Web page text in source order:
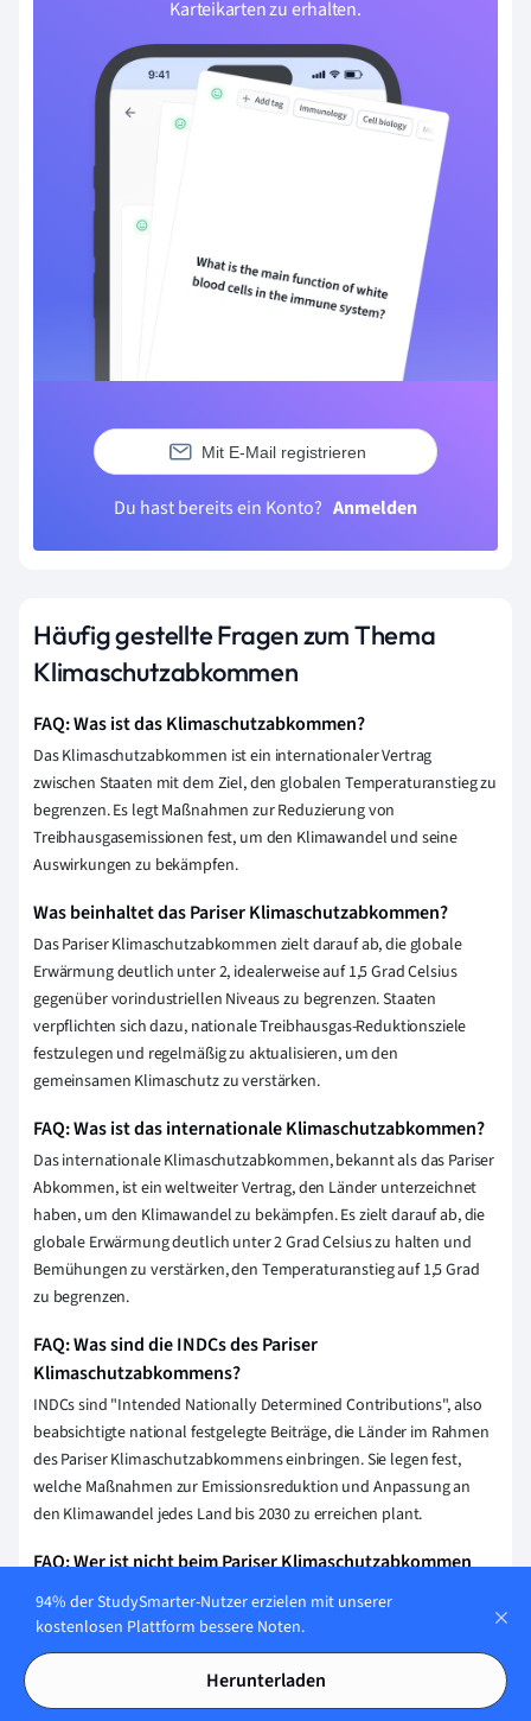
Karteikarten zu erhalten.
Mit E-Mail registrieren
Du hast bereits ein Konto? Anmelden
Häufig gestellte Fragen zum Thema
Klimaschutzabkommen
FAQ: Was ist das Klimaschutzabkommen?
Das Klimaschutzabkommen ist ein internationaler Vertrag
zwischen Staaten mit dem Ziel, den globalen Temperaturanstieg zu
begrenzen. Es legt Maßnahmen zur Reduzierung von
Treibhausgasemissionen fest, um den Klimawandel und seine
Auswirkungen zu bekämpfen.
Was beinhaltet das Pariser Klimaschutzabkommen?
Das Pariser Klimaschutzabkommen zielt darauf ab, die globale
Erwärmung deutlich unter 2, idealerweise auf 1,5 Grad Celsius
gegenüber vorindustriellen Niveaus zu begrenzen. Staaten
verpflichten sich dazu, nationale Treibhausgas-Reduktionsziele
festzulegen und regelmäßig zu aktualisieren, um den
gemeinsamen Klimaschutz zu verstärken.
FAQ: Was ist das internationale Klimaschutzabkommen?
Das internationale Klimaschutzabkommen, bekannt als das Pariser
Abkommen, ist ein weltweiter Vertrag, den Länder unterzeichnet
haben, um den Klimawandel zu bekämpfen. Es zielt darauf ab, die
globale Erwärmung deutlich unter 2 Grad Celsius zu halten und
Bemühungen zu verstärken, den Temperaturanstieg auf 1,5 Grad
zu begrenzen.
FAQ: Was sind die INDCs des Pariser
Klimaschutzabkommens?
INDCs sind "Intended Nationally Determined Contributions", also
beabsichtigte national festgelegte Beiträge, die Länder im Rahmen
des Pariser Klimaschutzabkommens einbringen. Sie legen fest,
welche Maßnahmen zur Emissionsreduktion und Anpassung an
den Klimawandel jedes Land bis 2030 zu erreichen plant.
FAQ: Wer ist nicht beim Pariser Klimaschutzabkommen
dabei?
Aktuell sind alle UN-Mitgliedstaaten Teil des Pariser
Klimaschutzabkommens. Die USA waren kurzzeitig ausgetreten,
sind aber unter Präsident Joe Biden wieder beigetreten. Somit gibt
es keine UN-Mitgliedstaaten, die nicht am Pariser
94% der StudySmarter-Nutzer erzielen mit unserer
kostenlosen Plattform bessere Noten.
Herunterladen